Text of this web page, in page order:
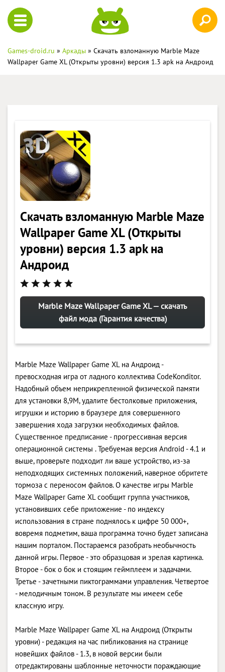
Games-droid.ru » Аркады » Скачать взломанную Marble Maze
Wallpaper Game XL (Открыты уровни) версия 1.3 apk на Андроид
Скачать взломанную Marble Maze
Wallpaper Game XL (Открыты
уровни) версия 1.3 apk на
Андроид
Marble Maze Wallpaper Game XL — скачать
файл мода (Гарантия качества)
Marble Maze Wallpaper Game XL на Андроид -
превосходная игра от ладного коллектива CodeKonditor.
Надобный объем неприкрепленной физической памяти
для установки 8,9M, удалите бестолковые приложения,
игрушки и историю в браузере для совершенного
завершения хода загрузки необходимых файлов.
Существенное предписание - прогрессивная версия
операционной системы . Требуемая версия Android - 4.1 и
выше, проверьте подходит ли ваше устройство, из-за
неподходящих системных положений, наверное обритете
тормоза с переносом файлов. О качестве игры Marble
Maze Wallpaper Game XL сообщит группа участников,
установивших себе приложение - по индексу
использования в стране поднялось к цифре 50 000+,
вовремя подметим, ваша программа точно будет записана
нашим порталом. Постараемся разобрать необычность
данной игры. Первое - это образцовая и зрелая картинка.
Второе - бок о бок и стоящим геймплеем и задачами.
Третье - зачетными пиктограммами управления. Четвертое
- мелодичным тоном. В результате мы имеем себе
классную игру.
Marble Maze Wallpaper Game XL на Андроид (Открыты
уровни) - редакция на час пибликования на странице
новейших файлов - 1.3, в новой версии были
отредактированы шаблонные неточности пораждающие